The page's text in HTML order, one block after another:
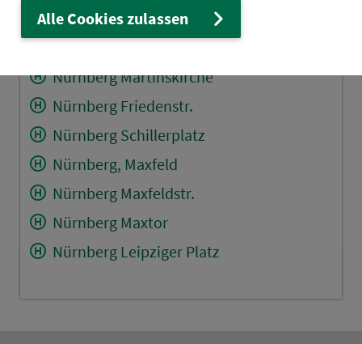
Nürnberg Langer Steig
Nürnberg Rollnerstr./Nordring
Nürnberg Martinskirche
Nürnberg Friedenstr.
Nürnberg Schillerplatz
Nürnberg, Maxfeld
Nürnberg Maxfeldstr.
Nürnberg Maxtor
Nürnberg Leipziger Platz
Alle Cookies zulassen